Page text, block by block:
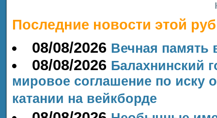
Последние новости этой
08/08/2026 Вечная
08/08/2026 Балахнинский
мировое соглашение по иску
катании на вейкборде